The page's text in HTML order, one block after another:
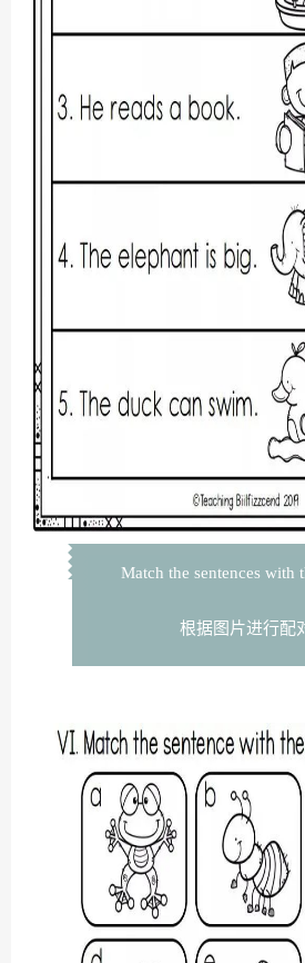
Match the sentences with
根据图片进行配